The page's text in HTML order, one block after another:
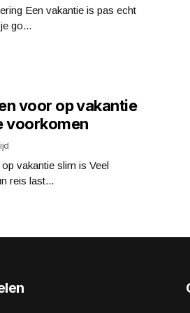
Een vakantie is pas echt
go...
voor op vakantie
voorkomen
vakantie slim is Veel
reis last...